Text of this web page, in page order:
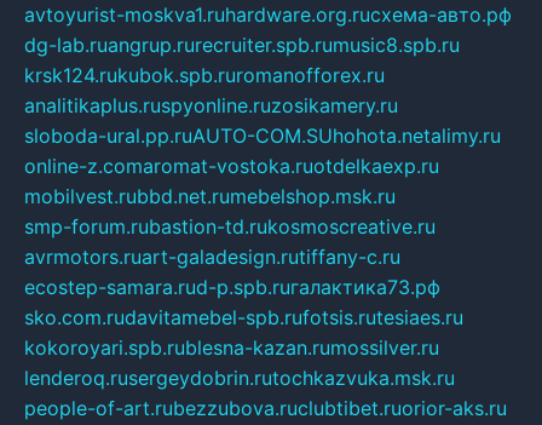
avtoyurist-moskva1.ruhardware.org.ruсхема-авто.рф
dg-lab.ruangrup.rurecruiter.spb.rumusic8.spb.ru
krsk124.rukubok.spb.ruromanofforex.ru
analitikaplus.ruspyonline.ruzosikamery.ru
sloboda-ural.pp.ruAUTO-COM.SUhohota.netalimy.ru
online-z.comaromat-vostoka.ruotdelkaexp.ru
mobilvest.rubbd.net.rumebelshop.msk.ru
smp-forum.rubastion-td.rukosmoscreative.ru
avrmotors.ruart-galadesign.rutiffany-c.ru
ecostep-samara.rud-p.spb.ruгалактика73.рф
sko.com.rudavitamebel-spb.rufotsis.rutesiaes.ru
kokoroyari.spb.rublesna-kazan.rumossilver.ru
lenderoq.rusergeydobrin.rutochkazvuka.msk.ru
people-of-art.rubezzubova.ruclubtibet.ruorior-aks.ru